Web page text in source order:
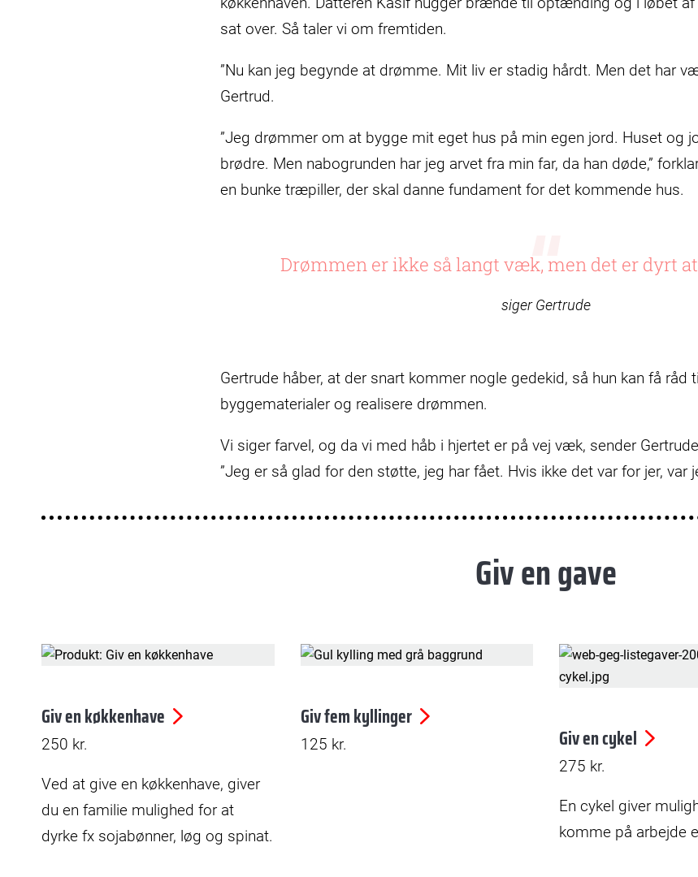
sat over. Så taler vi om fremtiden.
”Nu kan jeg begynde at drømme. Mit liv er stadig hårdt. Men det har
Gertrud.
”Jeg drømmer om at bygge mit eget hus på min egen jord. Huset og
brødre. Men nabogrunden har jeg arvet fra min far, da han døde,”
en bunke træpiller, der skal danne fundament for det kommende hus.
Drømmen er ikke så langt væk, men det er dyrt
siger Gertrude
Gertrude håber, at der snart kommer nogle gedekid, så hun kan få råd
byggematerialer og realisere drømmen.
Vi siger farvel, og da vi med håb i hjertet er på vej væk, sender
”Jeg er så glad for den støtte, jeg har fået. Hvis ikke det var for jer, var
Giv en gave
Giv en køkkenhave
250 kr.
Ved at give en køkkenhave, giver
du en familie mulighed for at
dyrke fx sojabønner, løg og spinat.
Giv fem kyllinger
125 kr. Giv en cykel
275 kr.
En cykel giver
komme på arbejde